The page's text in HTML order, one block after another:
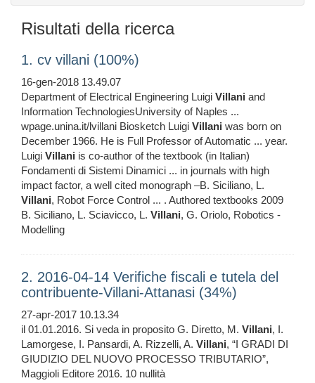
Risultati della ricerca
1. cv villani (100%)
16-gen-2018 13.49.07
Department of Electrical Engineering Luigi Villani and
Information TechnologiesUniversity of Naples ...
wpage.unina.it/lvillani Biosketch Luigi Villani was born on
December 1966. He is Full Professor of Automatic ... year.
Luigi Villani is co-author of the textbook (in Italian)
Fondamenti di Sistemi Dinamici ... in journals with high
impact factor, a well cited monograph –B. Siciliano, L.
Villani, Robot Force Control ... . Authored textbooks 2009
B. Siciliano, L. Sciavicco, L. Villani, G. Oriolo, Robotics -
Modelling
2. 2016-04-14 Verifiche fiscali e tutela del
contribuente-Villani-Attanasi (34%)
27-apr-2017 10.13.34
il 01.01.2016. Si veda in proposito G. Diretto, M. Villani, I.
Lamorgese, I. Pansardi, A. Rizzelli, A. Villani, “I GRADI DI
GIUDIZIO DEL NUOVO PROCESSO TRIBUTARIO”,
Maggioli Editore 2016. 10 nullità